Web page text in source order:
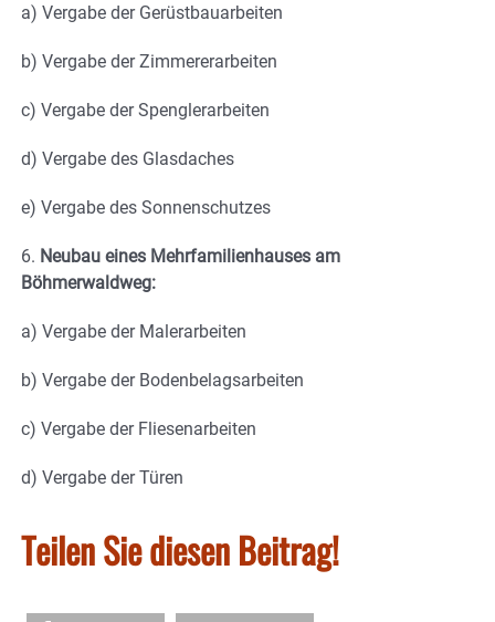
a) Vergabe der Gerüstbauarbeiten
b) Vergabe der Zimmererarbeiten
c) Vergabe der Spenglerarbeiten
d) Vergabe des Glasdaches
e) Vergabe des Sonnenschutzes
6. Neubau eines Mehrfamilienhauses am
Böhmerwaldweg:
a) Vergabe der Malerarbeiten
b) Vergabe der Bodenbelagsarbeiten
c) Vergabe der Fliesenarbeiten
d) Vergabe der Türen
Teilen Sie diesen Beitrag!